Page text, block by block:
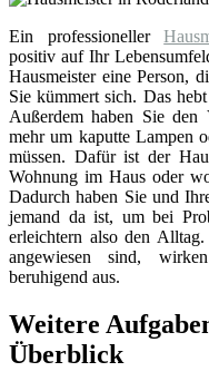
Ein professioneller
positiv auf Ihr
Hausmeister eine Person,
Sie kümmert sich. Das
Außerdem haben Sie den
mehr um kaputte Lampen
müssen. Dafür ist der
Wohnung im Haus oder
Dadurch haben Sie und
jemand da ist, um bei
erleichtern also den
angewiesen sind,
beruhigend aus.
Weitere
Überblick